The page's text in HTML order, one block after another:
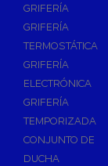
Válvulas
Accesorios
Baterias y
Bombas
Bombas
GRIFERÍA
GRIFERÍA
TERMOSTÁTICA
GRIFERÍA
ELECTRÓNICA
GRIFERÍA
TEMPORIZADA
CONJUNTO DE
DUCHA